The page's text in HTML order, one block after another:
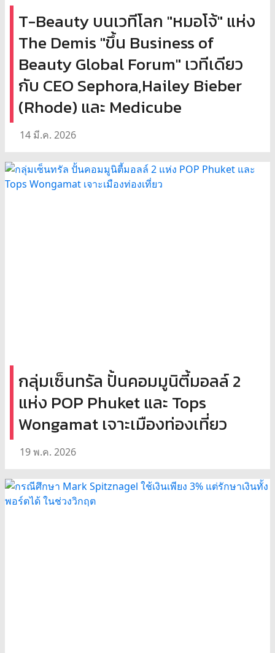
T-Beauty บนเวทีโลก "หมอโจ้" แห่ง
The Demis "ขึ้น Business of
Beauty Global Forum" เวทีเดียว
กับ CEO Sephora,Hailey Bieber
(Rhode) และ Medicube
14 มี.ค. 2026
กลุ่มเซ็นทรัล ปั้นคอมมูนิตี้มอลล์ 2
แห่ง POP Phuket และ Tops
Wongamat เจาะเมืองท่องเที่ยว
19 พ.ค. 2026